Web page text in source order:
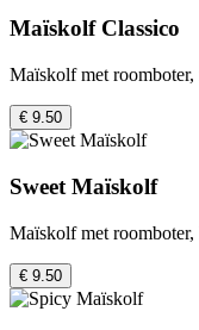
Maïskolf Classico
Maïskolf met roomboter,
€ 9.50
Sweet Maïskolf
Maïskolf met roomboter,
€ 9.50